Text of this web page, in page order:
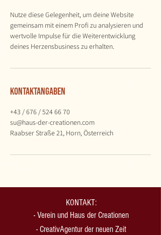
Nutze diese Gelegenheit, um deine Website
gemeinsam mit einem Profi zu analysieren und
wertvolle Impulse für die Weiterentwicklung
deines Herzensbusiness zu erhalten.
Kontaktangaben
+43 / 676 / 524 66 70
su@haus-der-creationen.com
Raabser Straße 21, Horn, Österreich
KONTAKT:
- Verein und Haus der Creationen
- CreativAgentur der neuen Zeit